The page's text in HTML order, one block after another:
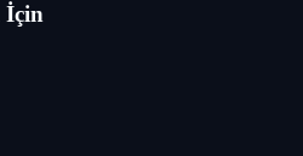
İçin